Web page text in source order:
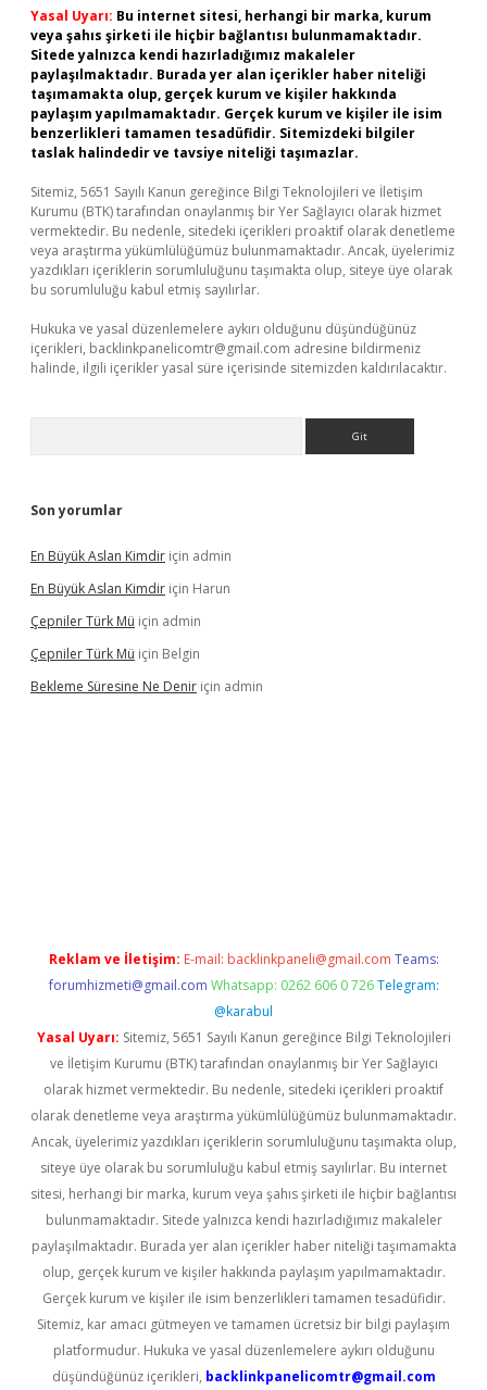
Yasal Uyarı: Bu internet sitesi, herhangi bir marka, kurum
veya şahıs şirketi ile hiçbir bağlantısı bulunmamaktadır.
Sitede yalnızca kendi hazırladığımız makaleler
paylaşılmaktadır. Burada yer alan içerikler haber niteliği
taşımamakta olup, gerçek kurum ve kişiler hakkında
paylaşım yapılmamaktadır. Gerçek kurum ve kişiler ile isim
benzerlikleri tamamen tesadüfidir. Sitemizdeki bilgiler
taslak halindedir ve tavsiye niteliği taşımazlar.
Sitemiz, 5651 Sayılı Kanun gereğince Bilgi Teknolojileri ve İletişim
Kurumu (BTK) tarafından onaylanmış bir Yer Sağlayıcı olarak hizmet
vermektedir. Bu nedenle, sitedeki içerikleri proaktif olarak denetleme
veya araştırma yükümlülüğümüz bulunmamaktadır. Ancak, üyelerimiz
yazdıkları içeriklerin sorumluluğunu taşımakta olup, siteye üye olarak
bu sorumluluğu kabul etmiş sayılırlar.
Hukuka ve yasal düzenlemelere aykırı olduğunu düşündüğünüz
içerikleri, backlinkpanelicomtr@gmail.com adresine bildirmeniz
halinde, ilgili içerikler yasal süre içerisinde sitemizden kaldırılacaktır.
Son yorumlar
En Büyük Aslan Kimdir için admin
En Büyük Aslan Kimdir için Harun
Çepniler Türk Mü için admin
Çepniler Türk Mü için Belgin
Bekleme Süresine Ne Denir için admin
Reklam ve İletişim: E-mail: backlinkpaneli@gmail.com Teams:
forumhizmeti@gmail.com Whatsapp: 0262 606 0 726 Telegram:
@karabul
Yasal Uyarı: Sitemiz, 5651 Sayılı Kanun gereğince Bilgi Teknolojileri
ve İletişim Kurumu (BTK) tarafından onaylanmış bir Yer Sağlayıcı
olarak hizmet vermektedir. Bu nedenle, sitedeki içerikleri proaktif
olarak denetleme veya araştırma yükümlülüğümüz bulunmamaktadır.
Ancak, üyelerimiz yazdıkları içeriklerin sorumluluğunu taşımakta olup,
siteye üye olarak bu sorumluluğu kabul etmiş sayılırlar. Bu internet
sitesi, herhangi bir marka, kurum veya şahıs şirketi ile hiçbir bağlantısı
bulunmamaktadır. Sitede yalnızca kendi hazırladığımız makaleler
paylaşılmaktadır. Burada yer alan içerikler haber niteliği taşımamakta
olup, gerçek kurum ve kişiler hakkında paylaşım yapılmamaktadır.
Gerçek kurum ve kişiler ile isim benzerlikleri tamamen tesadüfidir.
Sitemiz, kar amacı gütmeyen ve tamamen ücretsiz bir bilgi paylaşım
platformudur. Hukuka ve yasal düzenlemelere aykırı olduğunu
düşündüğünüz içerikleri, backlinkpanelicomtr@gmail.com